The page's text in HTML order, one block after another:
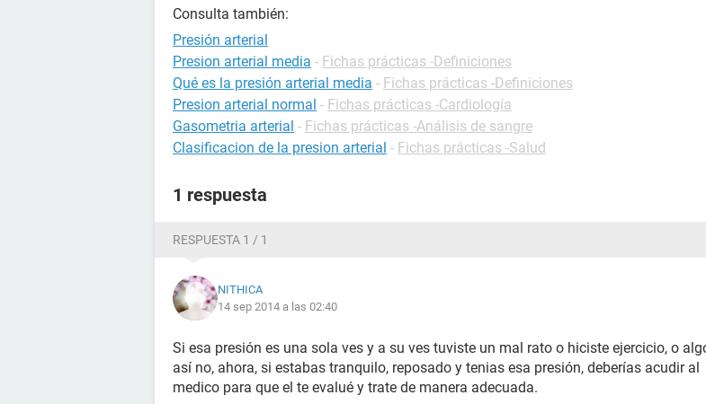
Consulta también:
Presión arterial
Presion arterial media - Fichas prácticas -Definiciones
Qué es la presión arterial media - Fichas prácticas -Definiciones
Presion arterial normal - Fichas prácticas -Cardiología
Gasometria arterial - Fichas prácticas -Análisis de sangre
Clasificacion de la presion arterial - Fichas prácticas -Salud
1 respuesta
RESPUESTA 1 / 1
NITHICA
14 sep 2014 a las 02:40
Si esa presión es una sola ves y a su ves tuviste un mal rato o hiciste ejercicio, o
así no, ahora, si estabas tranquilo, reposado y tenias esa presión, deberías acudir al
medico para que el te evalué y trate de manera adecuada.